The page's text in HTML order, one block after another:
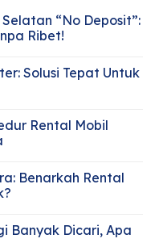
“No Deposit”:
Ribet!
Solusi Tepat Untuk
Rental Mobil
Benarkah Rental
Banyak Dicari, Apa